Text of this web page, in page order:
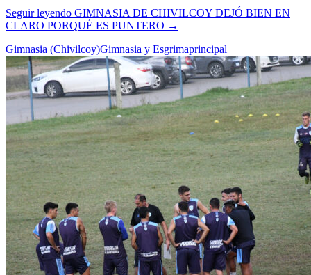
Seguir leyendo GIMNASIA DE CHIVILCOY DEJÓ BIEN EN
CLARO PORQUÉ ES PUNTERO →
Gimnasia (Chivilcoy)Gimnasia y Esgrimaprincipal